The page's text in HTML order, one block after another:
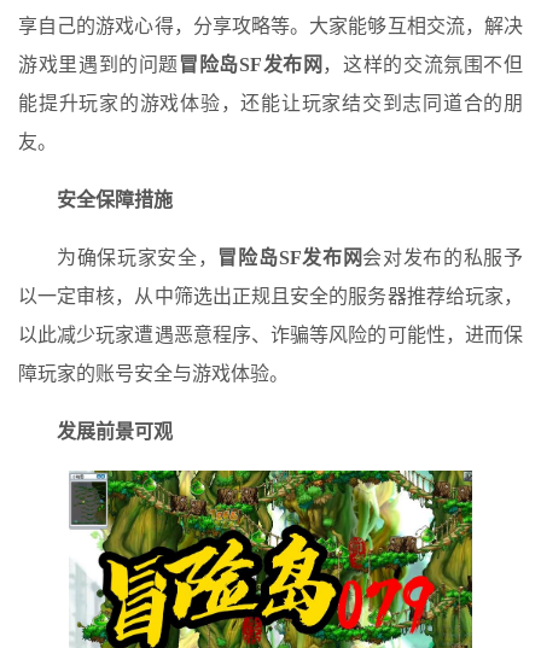
享自己的游戏心得，分享攻略等。大家能够互相交流，解决
游戏里遇到的问题 冒险岛SF发布网 ，这样的交流氛围不但
能提升玩家的游戏体验，还能让玩家结交到志同道合的朋
友。
安全保障措施
为确保玩家安全， 冒险岛SF发布网会对发布的私服予
以一定审核，从中筛选出正规且安全的服务器推荐给玩家，
以此减少玩家遭遇恶意程序、诈骗等风险的可能性，进而保
障玩家的账号安全与游戏体验。
发展前景可观